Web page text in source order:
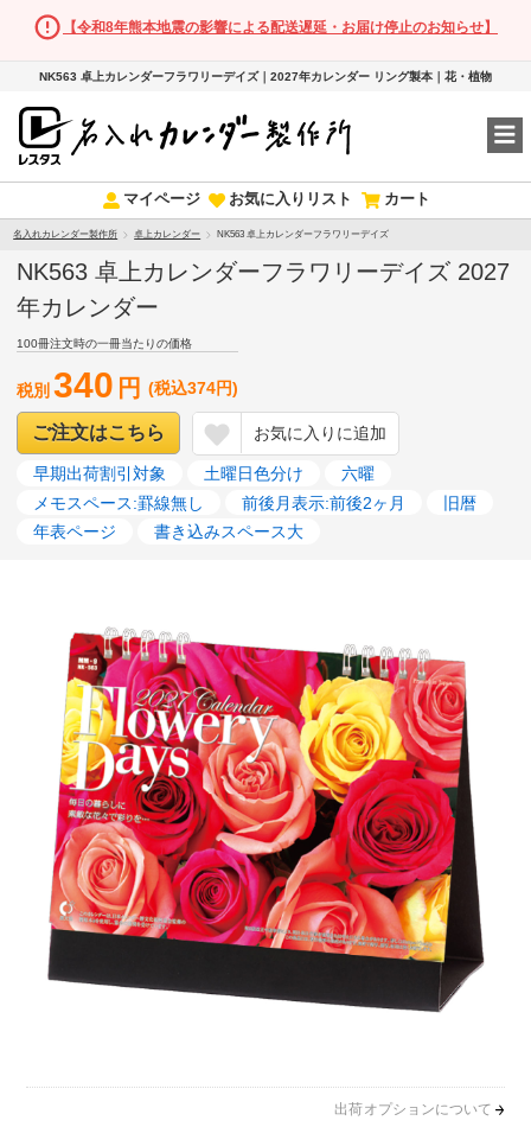
【令和8年熊本地震の影響による配送遅延・お届け停止のお知らせ】
NK563 卓上カレンダーフラワリーデイズ｜2027年カレンダー リング製本｜花・植物
マイページ お気に入りリスト カート
名入れカレンダー製作所 卓上カレンダー NK563 卓上カレンダーフラワリーデイズ
NK563 卓上カレンダーフラワリーデイズ 2027
年カレンダー
100冊注文時の一冊当たりの価格
税別340 円 (税込374円)
ご注文はこちら お気に入りに追加
早期出荷割引対象 土曜日色分け
六曜
メモスペース:罫線無し
前後月表示:前後2ヶ月
旧暦
年表ページ
書き込みスペース大
出荷オプションについて